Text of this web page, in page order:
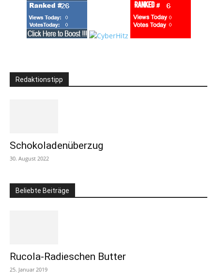
Redaktionstipp
Schokoladenüberzug
30. August 2022
Beliebte Beiträge
Rucola-Radieschen Butter
25. Januar 2019